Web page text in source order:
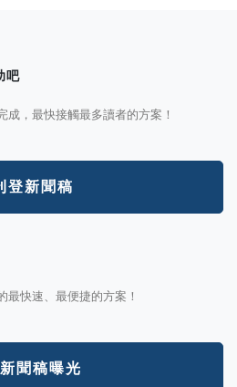
吧
，最快接觸最多讀者的方案！
登新聞稿
快速、最便捷的方案！
聞稿曝光